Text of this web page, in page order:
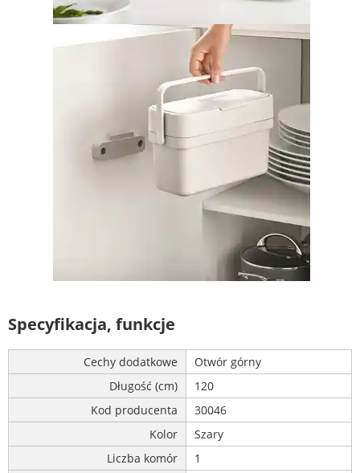
Specyfikacja, funkcje
Cechy dodatkowe
Otwór górny
Długość (cm)
120
Kod producenta
30046
Kolor
Szary
Liczba komór
1